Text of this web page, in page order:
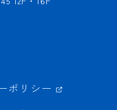
ポリシー